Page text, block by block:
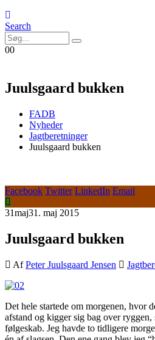
Search
00
Juulsgaard bukken
FADB
Nyheder
Jagtberetninger
Juulsgaard bukken
Facebook Twitter LinkedIn Email
31maj31. maj 2015
Juulsgaard bukken
Af Peter Juulsgaard Jensen
Det hele startede om morgenen, hvor
afstand og kigger sig bag over
følgeskab. Jeg havde to tidligere